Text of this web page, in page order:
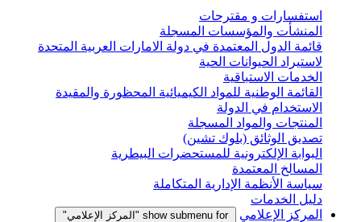
استفسارات و مقترحات
المنشأت والمؤسسات المسجلة
قائمة الدول المعتمدة في دولة الامارات العربية المتحدة
لاستيراد الحيوانات الحية
الخدمات الاستباقية
القائمة الوطنية للمواد الكيميائية المحظورة والمقيدة
الاستخدام في الدولة
المنتجات والمواد المسجلة
تصديق الوثائق (بلوك تشين)
البوابة الإلكترونية للمستحضرات البيطرية
المسالخ المعتمدة
سياسة الأنظمة الإدارية المتكاملة
دليل الخدمات
المركز الإعلامي
show submenu for "المركز الإعلامي"